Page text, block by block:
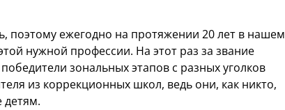
поэтому ежегодно на протяжении 20 лет в нашем
нужной профессии. На этот раз за звание
зональных этапов с разных уголков
из коррекционных школ, ведь они, как никто,
детям.